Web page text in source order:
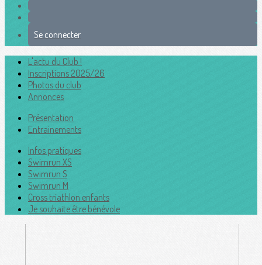
Se connecter
L'actu du Club !
Inscriptions 2025/26
Photos du club
Annonces
Présentation
Entrainements
Infos pratiques
Swimrun XS
Swimrun S
Swimrun M
Cross triathlon enfants
Je souhaite être bénévole